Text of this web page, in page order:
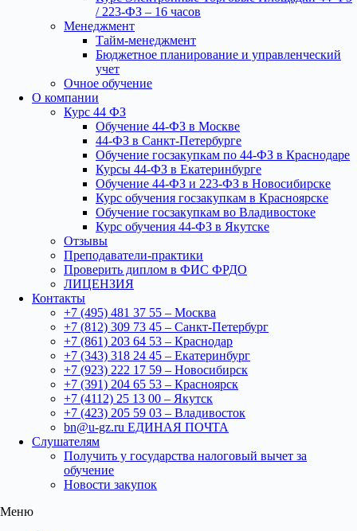
/ 223-ФЗ – 16 часов
Менеджмент
Тайм-менеджмент
Бюджетное планирование и управленческий
учет
Очное обучение
О компании
Курс 44 ФЗ
Обучение 44-ФЗ в Москве
44-ФЗ в Санкт-Петербурге
Обучение госзакупкам по 44-ФЗ в Краснодаре
Курсы 44-ФЗ в Екатеринбурге
Обучение 44-ФЗ и 223-ФЗ в Новосибирске
Курс обучения госзакупкам в Красноярске
Обучение госзакупкам во Владивостоке
Курс обучения 44-ФЗ в Якутске
Отзывы
Преподаватели-практики
Проверить диплом в ФИС ФРДО
ЛИЦЕНЗИЯ
Контакты
+7 (495) 481 37 55 – Москва
+7 (812) 309 73 45 – Санкт-Петербург
+7 (861) 203 64 53 – Краснодар
+7 (343) 318 24 45 – Екатеринбург
+7 (923) 222 17 59 – Новосибирск
+7 (391) 204 65 53 – Красноярск
+7 (4112) 25 13 00 – Якутск
+7 (423) 205 59 03 – Владивосток
bn@u-gz.ru ЕДИНАЯ ПОЧТА
Слушателям
Получить у государства налоговый вычет за
обучение
Новости закупок
Меню